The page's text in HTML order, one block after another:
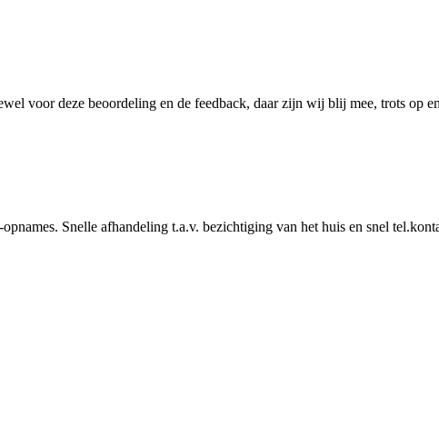
voor deze beoordeling en de feedback, daar zijn wij blij mee, trots op
Snelle afhandeling t.a.v. bezichtiging van het huis en snel